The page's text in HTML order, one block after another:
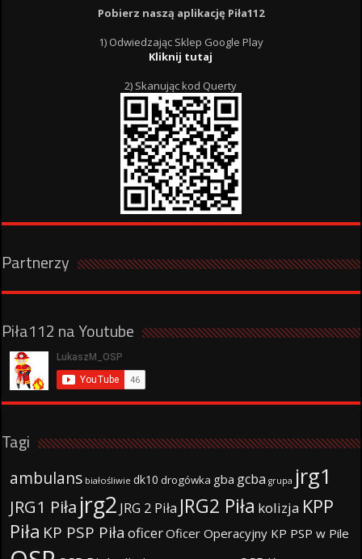
Pobierz naszą aplikację Piła112
1) Odwiedzając Sklep Google Play
Kliknij tutaj
2) Skanując kod Querty
Partnerzy
Piła112 na Youtube
Tagi
ambulans białośliwie dk10 drogówka gba gcba grupa jrg1
JRG1 Piła jrg2 JRG 2 Piła JRG2 Piła kolizja KPP
Piła KP PSP Piła oficerOficer Operacyjny KP PSP w Pile